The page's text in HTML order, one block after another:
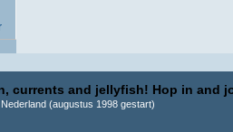
currents and jellyfish! Hop in and
(augustus 1998 gestart)